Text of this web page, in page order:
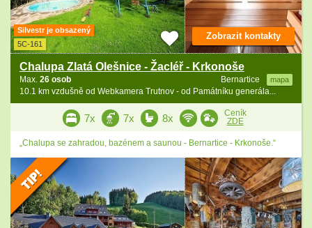
Silvestr je obsazený
5C-161
Chalupa Zlatá Olešnice - Žacléř - Krkonoše
Bernartice mapa
Max. 26 osob
10.1 km vzdušně od Webkamera Trutnov - od Památníku generála...
Zobrazit kontakty
7x 7x 8x
Ceník
ZDE
„Chalupa se zahradou, bazénem a saunou - Bernartice - Krkonoše.“